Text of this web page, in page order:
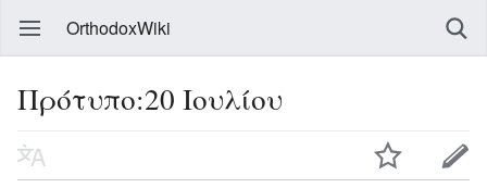
OrthodoxWiki
Πρότυπο:20 Ιουλίου